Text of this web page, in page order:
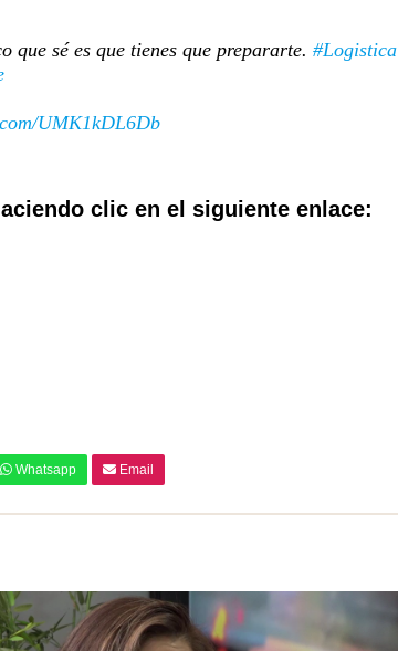
sé es que tienes que prepararte. #Logistica
UMK1kDL6Db
clic en el siguiente enlace:
Whatsapp Email